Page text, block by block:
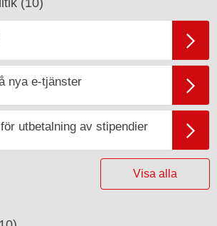
nya e-tjänster
utbetalning av stipendier
Visa alla